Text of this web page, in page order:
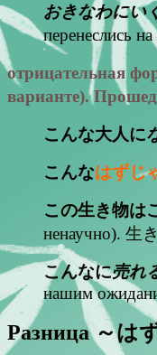
おきなわにい
перенеслись
отрицательная
варианте).
こんな大人に
こんなはずじ
この生き物は
ненаучно). 生
こんなに売れ
нашим
Разница ～は